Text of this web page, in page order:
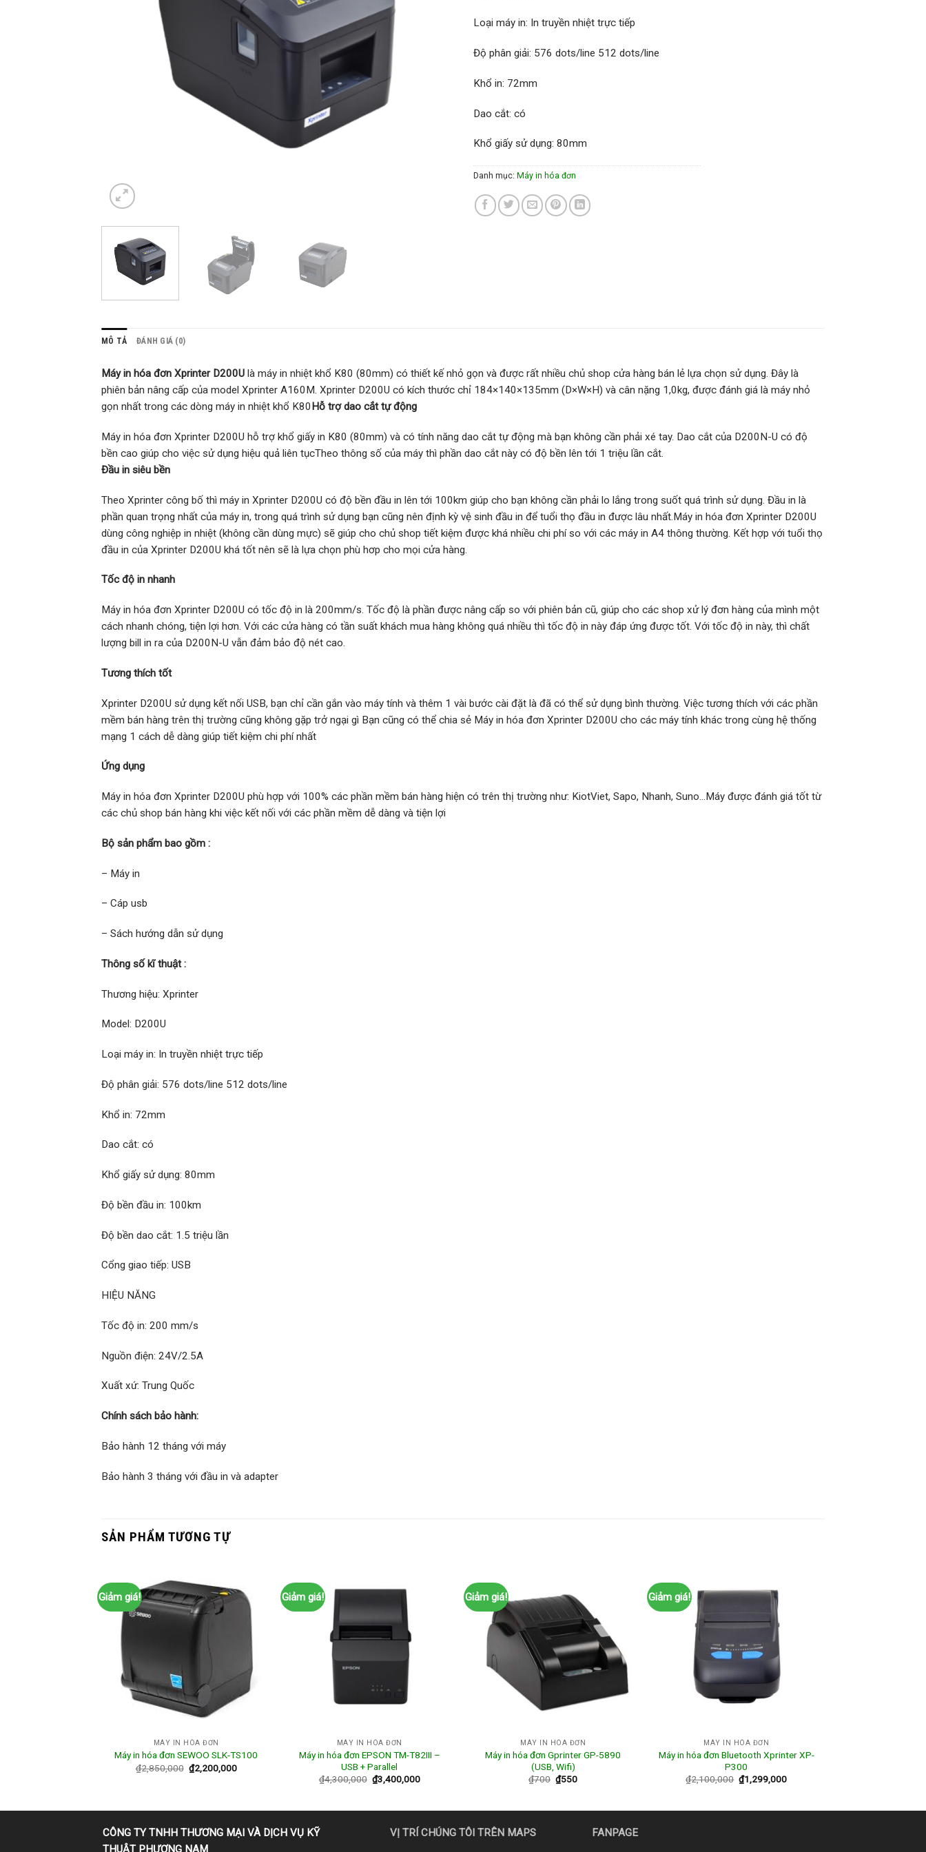
Loại máy in: In truyền nhiệt trực tiếp
Độ phân giải: 576 dots/line 512 dots/line
Khổ in: 72mm
Dao cắt: có
Khổ giấy sử dụng: 80mm
Danh mục: Máy in hóa đơn
MÔ TẢ ĐÁNH GIÁ (0)
Máy in hóa đơn Xprinter D200U là máy in nhiệt khổ K80 (80mm) có thiết kế nhỏ gọn và được rất nhiều chủ shop cửa hàng bán lẻ lựa chọn sử dụng. Đây là
phiên bản nâng cấp của model Xprinter A160M. Xprinter D200U có kích thước chỉ 184×140×135mm (D×W×H) và cân nặng 1,0kg, được đánh giá là máy nhỏ
gọn nhất trong các dòng máy in nhiệt khổ K80 Hỗ trợ dao cắt tự động
Máy in hóa đơn Xprinter D200U hỗ trợ khổ giấy in K80 (80mm) và có tính năng dao cắt tự động mà bạn không cần phải xé tay. Dao cắt của D200N-U có độ
bền cao giúp cho việc sử dụng hiệu quả liên tụcTheo thông số của máy thì phần dao cắt này có độ bền lên tới 1 triệu lần cắt.
Đầu in siêu bền
Theo Xprinter công bố thì máy in Xprinter D200U có độ bền đầu in lên tới 100km giúp cho bạn không cần phải lo lắng trong suốt quá trình sử dụng. Đầu in là
phần quan trọng nhất của máy in, trong quá trình sử dụng bạn cũng nên định kỳ vệ sinh đầu in để tuổi thọ đầu in được lâu nhất.Máy in hóa đơn Xprinter D200U
dùng công nghiệp in nhiệt (không cần dùng mực) sẽ giúp cho chủ shop tiết kiệm được khá nhiều chi phí so với các máy in A4 thông thường. Kết hợp với tuổi thọ
đầu in của Xprinter D200U khá tốt nên sẽ là lựa chọn phù hơp cho mọi cửa hàng.
Tốc độ in nhanh
Máy in hóa đơn Xprinter D200U có tốc độ in là 200mm/s. Tốc độ là phần được nâng cấp so với phiên bản cũ, giúp cho các shop xử lý đơn hàng của mình một
cách nhanh chóng, tiện lợi hơn. Với các cửa hàng có tần suất khách mua hàng không quá nhiều thì tốc độ in này đáp ứng được tốt. Với tốc độ in này, thì chất
lượng bill in ra của D200N-U vẫn đảm bảo độ nét cao.
Tương thích tốt
Xprinter D200U sử dụng kết nối USB, bạn chỉ cần gắn vào máy tính và thêm 1 vài bước cài đặt là đã có thể sử dụng bình thường. Việc tương thích với các phần
mềm bán hàng trên thị trường cũng không gặp trở ngại gì Bạn cũng có thể chia sẻ Máy in hóa đơn Xprinter D200U cho các máy tính khác trong cùng hệ thống
mạng 1 cách dễ dàng giúp tiết kiệm chi phí nhất
Ứng dụng
Máy in hóa đơn Xprinter D200U phù hợp với 100% các phần mềm bán hàng hiện có trên thị trường như: KiotViet, Sapo, Nhanh, Suno…Máy được đánh giá tốt từ
các chủ shop bán hàng khi việc kết nối với các phần mềm dễ dàng và tiện lợi
Bộ sản phẩm bao gồm :
– Máy in
– Cáp usb
– Sách hướng dẫn sử dụng
Thông số kĩ thuật :
Thương hiệu: Xprinter
Model: D200U
Loại máy in: In truyền nhiệt trực tiếp
Độ phân giải: 576 dots/line 512 dots/line
Khổ in: 72mm
Dao cắt: có
Khổ giấy sử dụng: 80mm
Độ bền đầu in: 100km
Độ bền dao cắt: 1.5 triệu lần
Cổng giao tiếp: USB
HIỆU NĂNG
Tốc độ in: 200 mm/s
Nguồn điện: 24V/2.5A
Xuất xứ: Trung Quốc
Chính sách bảo hành:
Bảo hành 12 tháng với máy
Bảo hành 3 tháng với đầu in và adapter
SẢN PHẨM TƯƠNG TỰ
Giảm giá!
MÁY IN HÓA ĐƠN
Máy in hóa đơn SEWOO SLK-TS100
₫2,850,000 ₫2,200,000
Giảm giá!
MÁY IN HÓA ĐƠN
Máy in hóa đơn EPSON TM-T82III –
USB + Parallel
₫4,300,000 ₫3,400,000
Giảm giá!
MÁY IN HÓA ĐƠN
Máy in hóa đơn Gprinter GP-5890
(USB, Wifi)
₫700 ₫550
Giảm giá!
MÁY IN HÓA ĐƠN
Máy in hóa đơn Bluetooth Xprinter XP-
P300
₫2,100,000 ₫1,299,000
CÔNG TY TNHH THƯƠNG MẠI VÀ DỊCH VỤ KỸ
THUẬT PHƯƠNG NAM
VỊ TRÍ CHÚNG TÔI TRÊN MAPS FANPAGE